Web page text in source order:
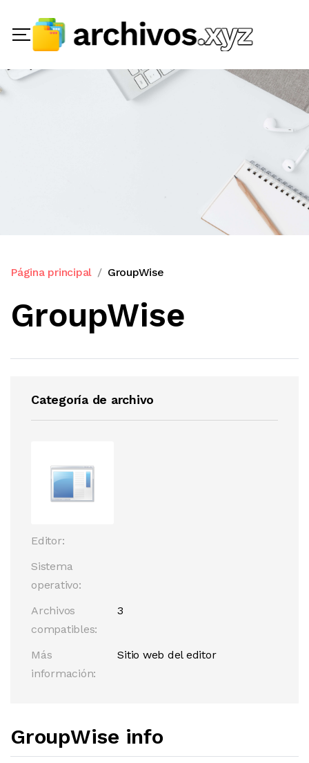
Página principal GroupWise
GroupWise
Categoría de archivo
Editor:
Sistema
operativo:
Archivos
compatibles:
3
Más
información:
Sitio web del editor
GroupWise info